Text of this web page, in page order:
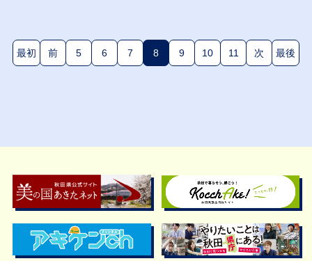
最初 前 5 6 7 8(現在のページ)
9 10 11 次 最後